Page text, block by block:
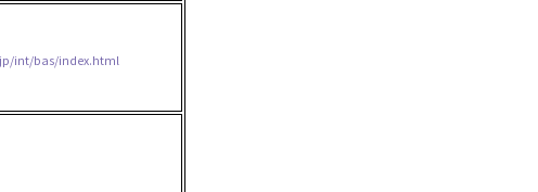
int/bas/index.html